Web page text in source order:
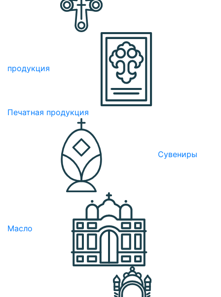
продукция
Печатная продукция
Сувениры
Масло